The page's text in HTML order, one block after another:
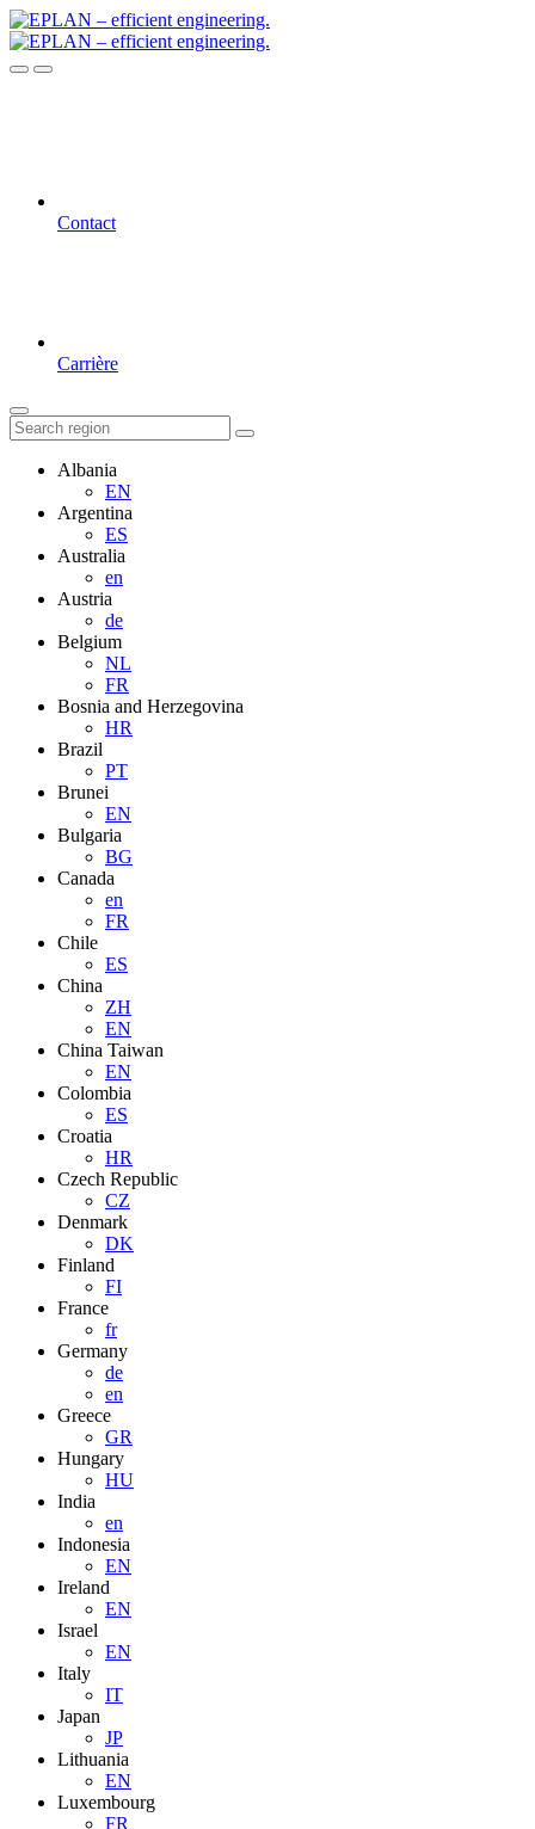
Contact
Carrière
Albania
EN
Argentina
ES
Australia
en
Austria
de
Belgium
NL
FR
Bosnia and Herzegovina
HR
Brazil
PT
Brunei
EN
Bulgaria
BG
Canada
en
FR
Chile
ES
China
ZH
EN
China Taiwan
EN
Colombia
ES
Croatia
HR
Czech Republic
CZ
Denmark
DK
Finland
FI
France
fr
Germany
de
en
Greece
GR
Hungary
HU
India
en
Indonesia
EN
Ireland
EN
Israel
EN
Italy
IT
Japan
JP
Lithuania
EN
Luxembourg
FR